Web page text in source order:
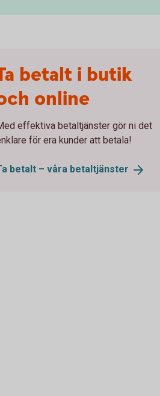
betalt i butik
online
effektiva betaltjänster gör ni det
för era kunder att betala!
betalt – våra betaltjänster